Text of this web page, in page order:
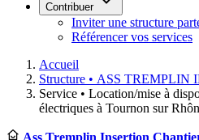
Contribuer
Inviter une structure
Référencer vos services
Accueil
Structure • ASS TREMPLIN
Service • Location/mise à
électriques à Tournon sur
Ass Tremplin Insertion